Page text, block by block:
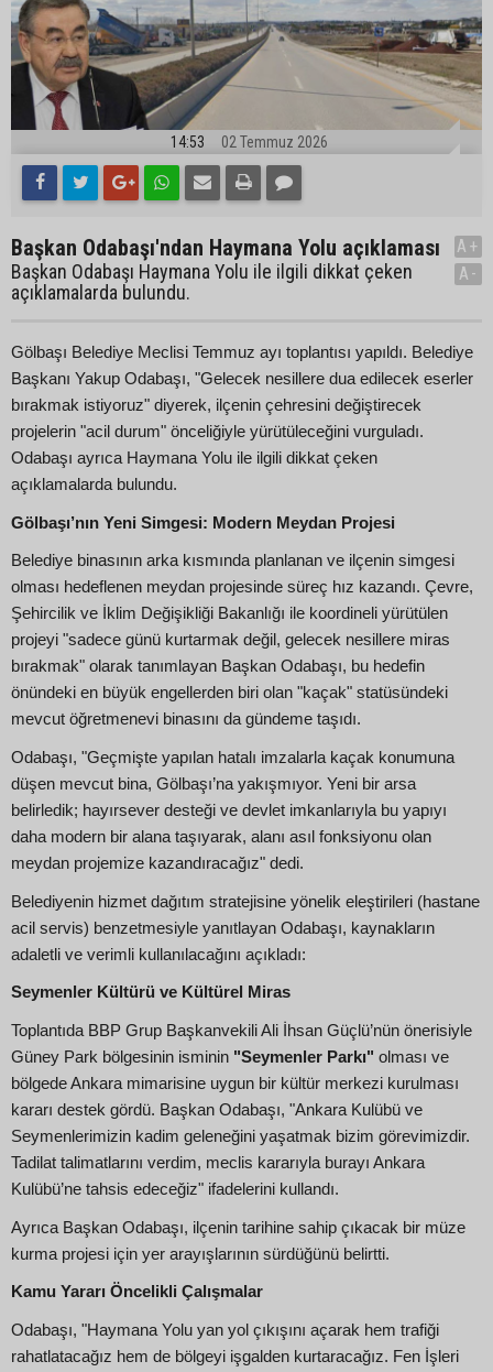
14:53 02 Temmuz 2026
Başkan Odabaşı'ndan Haymana Yolu açıklaması
Başkan Odabaşı Haymana Yolu ile ilgili dikkat çeken
açıklamalarda bulundu.
A+
A-
Gölbaşı Belediye Meclisi Temmuz ayı toplantısı yapıldı. Belediye
Başkanı Yakup Odabaşı, "Gelecek nesillere dua edilecek eserler
bırakmak istiyoruz" diyerek, ilçenin çehresini değiştirecek
projelerin "acil durum" önceliğiyle yürütüleceğini vurguladı.
Odabaşı ayrıca Haymana Yolu ile ilgili dikkat çeken
açıklamalarda bulundu.
Gölbaşı’nın Yeni Simgesi: Modern Meydan Projesi
Belediye binasının arka kısmında planlanan ve ilçenin simgesi
olması hedeflenen meydan projesinde süreç hız kazandı. Çevre,
Şehircilik ve İklim Değişikliği Bakanlığı ile koordineli yürütülen
projeyi "sadece günü kurtarmak değil, gelecek nesillere miras
bırakmak" olarak tanımlayan Başkan Odabaşı, bu hedefin
önündeki en büyük engellerden biri olan "kaçak" statüsündeki
mevcut öğretmenevi binasını da gündeme taşıdı.
Odabaşı, "Geçmişte yapılan hatalı imzalarla kaçak konumuna
düşen mevcut bina, Gölbaşı’na yakışmıyor. Yeni bir arsa
belirledik; hayırsever desteği ve devlet imkanlarıyla bu yapıyı
daha modern bir alana taşıyarak, alanı asıl fonksiyonu olan
meydan projemize kazandıracağız" dedi.
Belediyenin hizmet dağıtım stratejisine yönelik eleştirileri (hastane
acil servis) benzetmesiyle yanıtlayan Odabaşı, kaynakların
adaletli ve verimli kullanılacağını açıkladı:
Seymenler Kültürü ve Kültürel Miras
Toplantıda BBP Grup Başkanvekili Ali İhsan Güçlü’nün önerisiyle
Güney Park bölgesinin isminin "Seymenler Parkı" olması ve
bölgede Ankara mimarisine uygun bir kültür merkezi kurulması
kararı destek gördü. Başkan Odabaşı, "Ankara Kulübü ve
Seymenlerimizin kadim geleneğini yaşatmak bizim görevimizdir.
Tadilat talimatlarını verdim, meclis kararıyla burayı Ankara
Kulübü’ne tahsis edeceğiz" ifadelerini kullandı.
Ayrıca Başkan Odabaşı, ilçenin tarihine sahip çıkacak bir müze
kurma projesi için yer arayışlarının sürdüğünü belirtti.
Kamu Yararı Öncelikli Çalışmalar
Odabaşı, "Haymana Yolu yan yol çıkışını açarak hem trafiği
rahatlatacağız hem de bölgeyi işgalden kurtaracağız. Fen İşleri